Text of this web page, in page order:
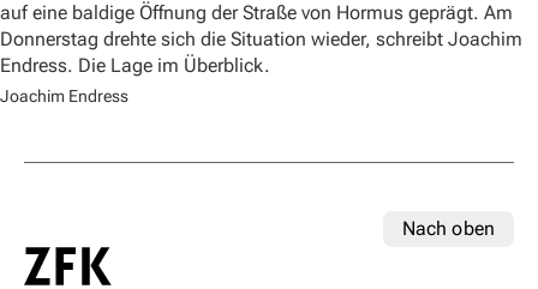
auf eine baldige Öffnung der Straße von Hormus geprägt. Am
Donnerstag drehte sich die Situation wieder, schreibt Joachim
Endress. Die Lage im Überblick.
Joachim Endress
Nach oben